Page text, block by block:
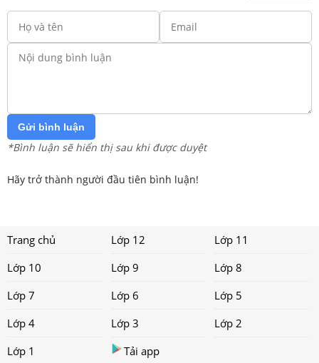
Gửi bình luận
*Bình luận sẽ hiển thị sau khi được duyệt
Hãy trở thành người đầu tiên bình luận!
Trang chủ Lớp 12
Lớp 11
Lớp 10
Lớp 9
Lớp 8
Lớp 7
Lớp 6
Lớp 5
Lớp 4
Lớp 3
Lớp 2
Lớp 1
Tải app